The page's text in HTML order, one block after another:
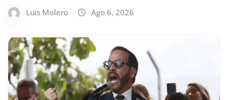
Luis Molero Ago 6, 2026